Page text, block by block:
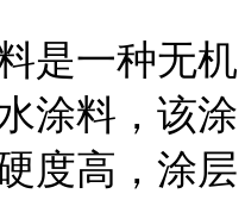
是一种无机
涂料，该涂
度高，涂层